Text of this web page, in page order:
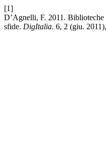
[1]
D’Agnelli, F. 2011.
sfide. DigItalia. 6, 2 (giu.